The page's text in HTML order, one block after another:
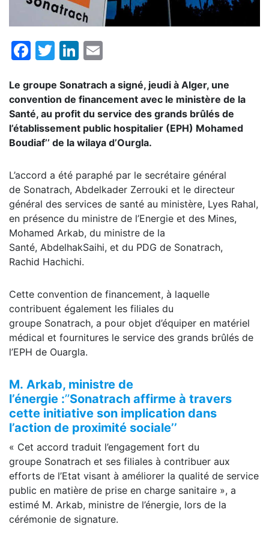
Facebook
TwitterLinkedIn
Le groupe Sonatrach a signé, jeudi à Alger, une
convention de financement avec le ministère de la
Santé, au profit du service des grands brûlés de
l’établissement public hospitalier (EPH) Mohamed
Boudiaf’’ de la wilaya d’Ourgla.
L’accord a été paraphé par le secrétaire général
de Sonatrach, Abdelkader Zerrouki et le directeur
général des services de santé au ministère, Lyes Rahal,
en présence du ministre de l’Energie et des Mines,
Mohamed Arkab, du ministre de la
Santé, AbdelhakSaihi, et du PDG de Sonatrach,
Rachid Hachichi.
Cette convention de financement, à laquelle
contribuent également les filiales du
groupe Sonatrach, a pour objet d’équiper en matériel
médical et fournitures le service des grands brûlés de
l’EPH de Ouargla.
M. Arkab, ministre de
l’énergie :’’Sonatrach affirme à travers
cette initiative son implication dans
l’action de proximité sociale’’
« Cet accord traduit l’engagement fort du
groupe Sonatrach et ses filiales à contribuer aux
efforts de l’Etat visant à améliorer la qualité de service
public en matière de prise en charge sanitaire », a
estimé M. Arkab, ministre de l’énergie, lors de la
cérémonie de signature.